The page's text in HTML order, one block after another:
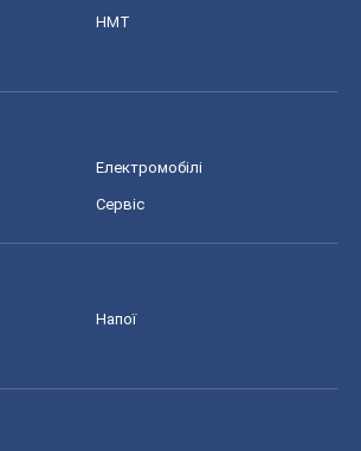
НМТ
Електромобілі
Сервіс
Напої